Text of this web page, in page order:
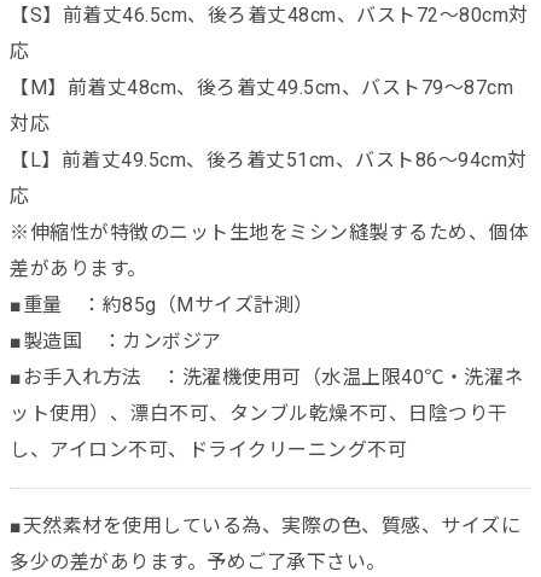
【S】前着丈46.5cm、後ろ着丈48cm、バスト72～80cm対
応
【M】前着丈48cm、後ろ着丈49.5cm、バスト79～87cm
対応
【L】前着丈49.5cm、後ろ着丈51cm、バスト86～94cm対
応
※伸縮性が特徴のニット生地をミシン縫製するため、個体
差があります。
■重量 ：約85g（Mサイズ計測）
■製造国 ：カンボジア
■お手入れ方法 ：洗濯機使用可（水温上限40℃・洗濯ネ
ット使用）、漂白不可、タンブル乾燥不可、日陰つり干
し、アイロン不可、ドライクリーニング不可
■天然素材を使用している為、実際の色、質感、サイズに
多少の差があります。予めご了承下さい。